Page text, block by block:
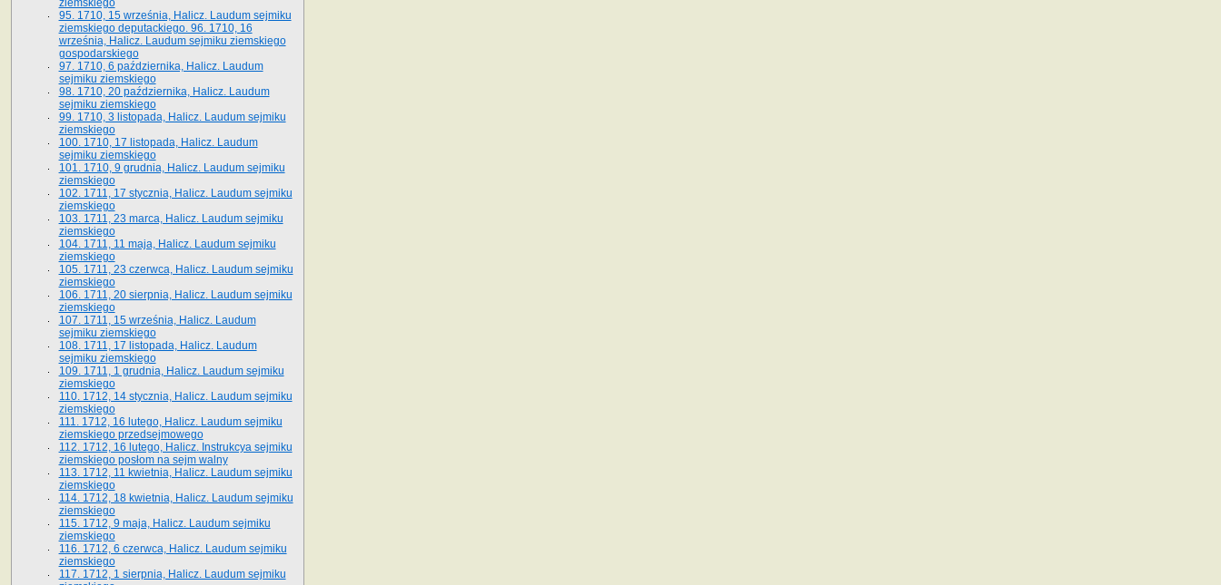
ziemskiego
95. 1710, 15 września, Halicz. Laudum sejmiku
ziemskiego deputackiego. 96. 1710, 16
września, Halicz. Laudum sejmiku ziemskiego
gospodarskiego
97. 1710, 6 października, Halicz. Laudum
sejmiku ziemskiego
98. 1710, 20 października, Halicz. Laudum
sejmiku ziemskiego
99. 1710, 3 listopada, Halicz. Laudum sejmiku
ziemskiego
100. 1710, 17 listopada, Halicz. Laudum
sejmiku ziemskiego
101. 1710, 9 grudnia, Halicz. Laudum sejmiku
ziemskiego
102. 1711, 17 stycznia, Halicz. Laudum sejmiku
ziemskiego
103. 1711, 23 marca, Halicz. Laudum sejmiku
ziemskiego
104. 1711, 11 maja, Halicz. Laudum sejmiku
ziemskiego
105. 1711, 23 czerwca, Halicz. Laudum sejmiku
ziemskiego
106. 1711, 20 sierpnia, Halicz. Laudum sejmiku
ziemskiego
107. 1711, 15 września, Halicz. Laudum
sejmiku ziemskiego
108. 1711, 17 listopada, Halicz. Laudum
sejmiku ziemskiego
109. 1711, 1 grudnia, Halicz. Laudum sejmiku
ziemskiego
110. 1712, 14 stycznia, Halicz. Laudum sejmiku
ziemskiego
111. 1712, 16 lutego, Halicz. Laudum sejmiku
ziemskiego przedsejmowego
112. 1712, 16 lutego, Halicz. Instrukcya sejmiku
ziemskiego posłom na sejm walny
113. 1712, 11 kwietnia, Halicz. Laudum sejmiku
ziemskiego
114. 1712, 18 kwietnia, Halicz. Laudum sejmiku
ziemskiego
115. 1712, 9 maja, Halicz. Laudum sejmiku
ziemskiego
116. 1712, 6 czerwca, Halicz. Laudum sejmiku
ziemskiego
117. 1712, 1 sierpnia, Halicz. Laudum sejmiku